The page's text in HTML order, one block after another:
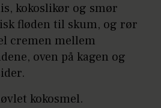
kokoslikør og smør
fløden til skum, og rør
cremen mellem
oven på kagen og
kokosmel.